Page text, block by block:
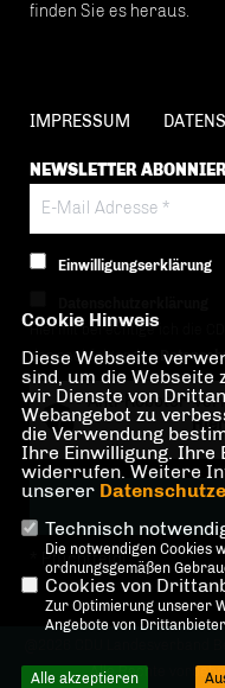
finden Sie es heraus.
IMPRESSUM
NEWSLETTER
Einwilligungserklärung
Hiermit berechtige ich die
der nachfolgenden
Anti-Roboter-
* Pflichtfeld!
Alle Rechte
Cookie Hinweis
Diese Webseite
sind, um die Webseite
wir Dienste von
Webangebot zu
die Verwendung
Ihre Einwilligung. Ihre
widerrufen. Weitere
unserer
Technisch
Die notwendigen Cookies
ordnungsgemäßen
Cookies von
Zur Optimierung unserer
Angebote von
Alle akzeptieren